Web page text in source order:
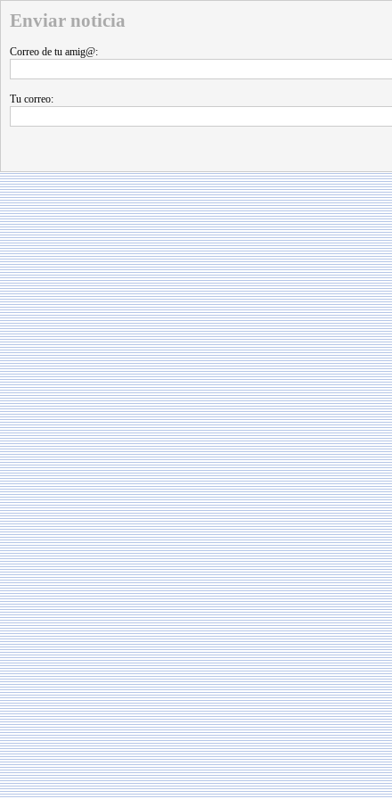
Enviar noticia
Correo de tu amig@:
Tu correo: